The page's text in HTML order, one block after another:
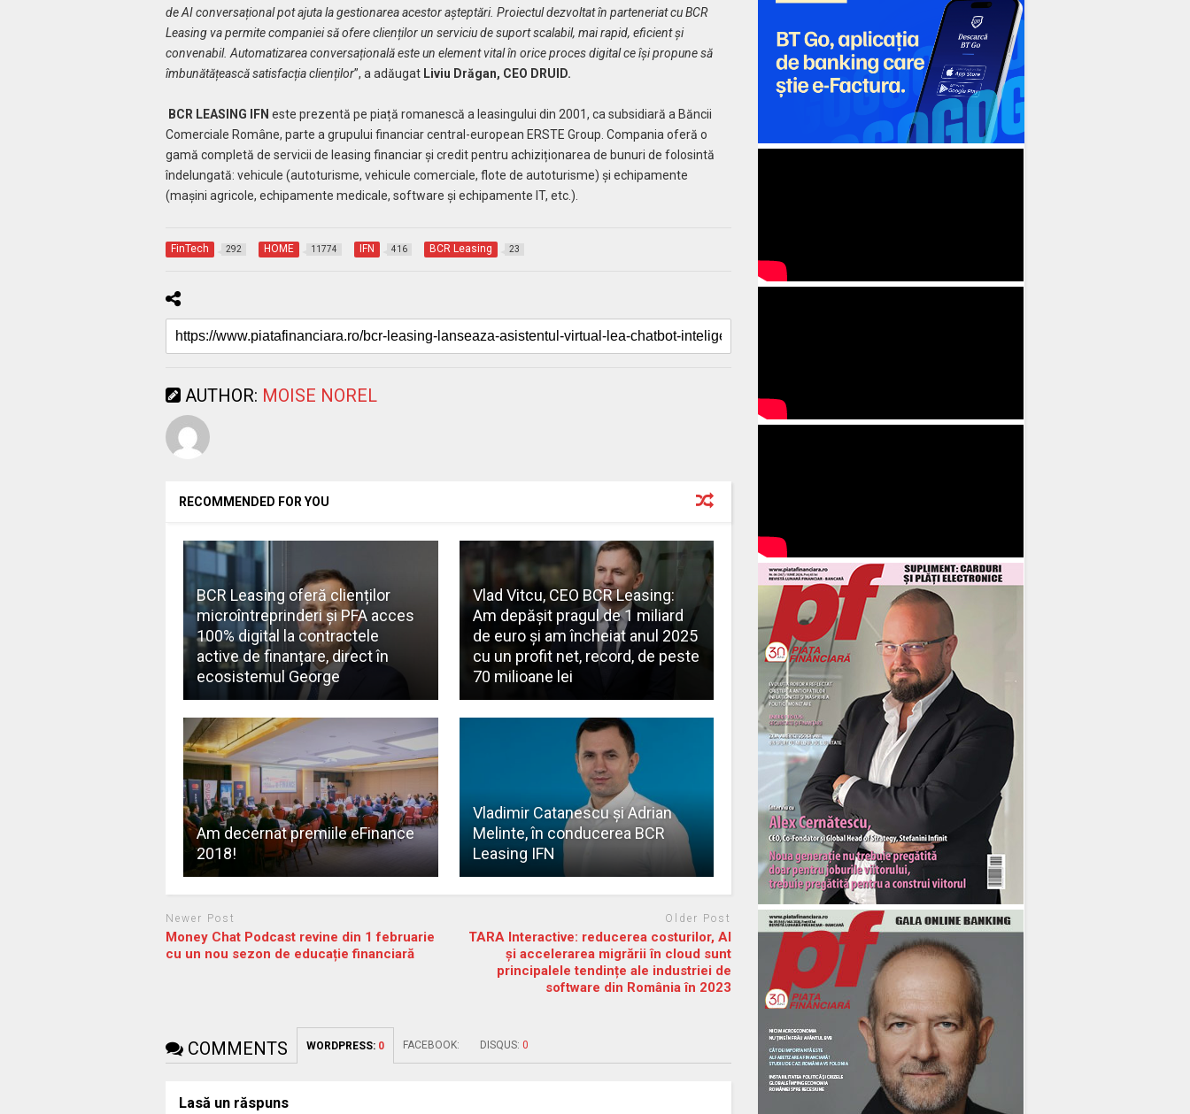
de AI conversațional pot ajuta la gestionarea acestor așteptări. Proiectul dezvoltat în parteneriat cu BCR
Leasing va permite companiei să ofere clienților un serviciu de suport scalabil, mai rapid, eficient și
convenabil. Automatizarea conversațională este un element vital în orice proces digital ce își propune să
îmbunătățească satisfacția clienților”, a adăugat Liviu Drăgan, CEO DRUID.
BCR LEASING IFN este prezentă pe piață romanescă a leasingului din 2001, ca subsidiară a Băncii
Comerciale Române, parte a grupului financiar central-european ERSTE Group. Compania oferă o
gamă completă de servicii de leasing financiar și credit pentru achiziționarea de bunuri de folosintă
îndelungată: vehicule (autoturisme, vehicule comerciale, flote de autoturisme) și echipamente
(mașini agricole, echipamente medicale, software și echipamente IT, etc.).
FinTech 292 HOME 11774 IFN 416 BCR Leasing 23
AUTHOR: MOISE NOREL
RECOMMENDED FOR YOU
BCR Leasing oferă clienților
microîntreprinderi și PFA acces
100% digital la contractele
active de finanțare, direct în
ecosistemul George
Vlad Vitcu, CEO BCR Leasing:
Am depășit pragul de 1 miliard
de euro și am încheiat anul 2025
cu un profit net, record, de peste
70 milioane lei
Am decernat premiile eFinance
2018!
Vladimir Catanescu şi Adrian
Melinte, în conducerea BCR
Leasing IFN
Newer Post
Money Chat Podcast revine din 1 februarie
cu un nou sezon de educație financiară
Older Post
TARA Interactive: reducerea costurilor, AI
și accelerarea migrării în cloud sunt
principalele tendințe ale industriei de
software din România în 2023
COMMENTS WORDPRESS: 0 FACEBOOK: DISQUS: 0
Lasă un răspuns